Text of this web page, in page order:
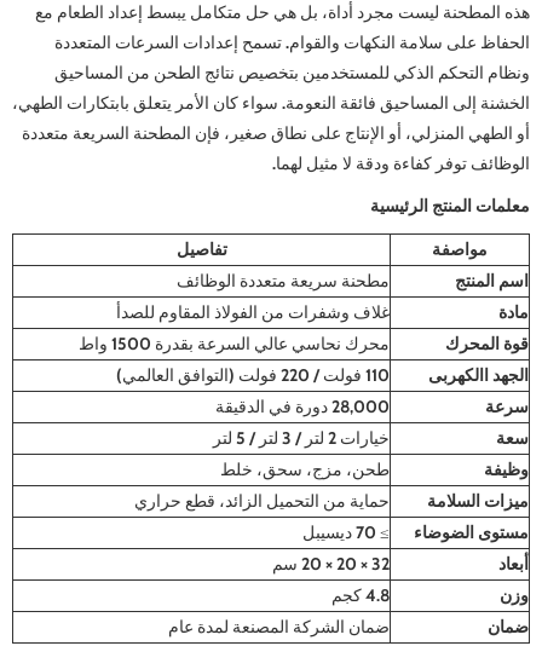
هذه المطحنة ليست مجرد أداة، بل هي حل متكامل يبسط إعداد الطعام مع
الحفاظ على سلامة النكهات والقوام. تسمح إعدادات السرعات المتعددة
ونظام التحكم الذكي للمستخدمين بتخصيص نتائج الطحن من المساحيق
الخشنة إلى المساحيق فائقة النعومة. سواء كان الأمر يتعلق بابتكارات الطهي،
أو الطهي المنزلي، أو الإنتاج على نطاق صغير، فإن المطحنة السريعة متعددة
الوظائف توفر كفاءة ودقة لا مثيل لهما.
معلمات المنتج الرئيسية
مواصفة
تفاصيل
اسم المنتج
مطحنة سريعة متعددة الوظائف
مادة
غلاف وشفرات من الفولاذ المقاوم للصدأ
قوة المحرك
محرك نحاسي عالي السرعة بقدرة 1500 واط
الجهد االكهربى
110 فولت / 220 فولت (التوافق العالمي)
سرعة
28,000 دورة في الدقيقة
سعة
خيارات 2 لتر / 3 لتر / 5 لتر
وظيفة
طحن، مزج، سحق، خلط
ميزات السلامة
حماية من التحميل الزائد، قطع حراري
مستوى الضوضاء
≥ 70 ديسيبل
أبعاد
32 × 20 × 20 سم
وزن
4.8 كجم
ضمان
ضمان الشركة المصنعة لمدة عام